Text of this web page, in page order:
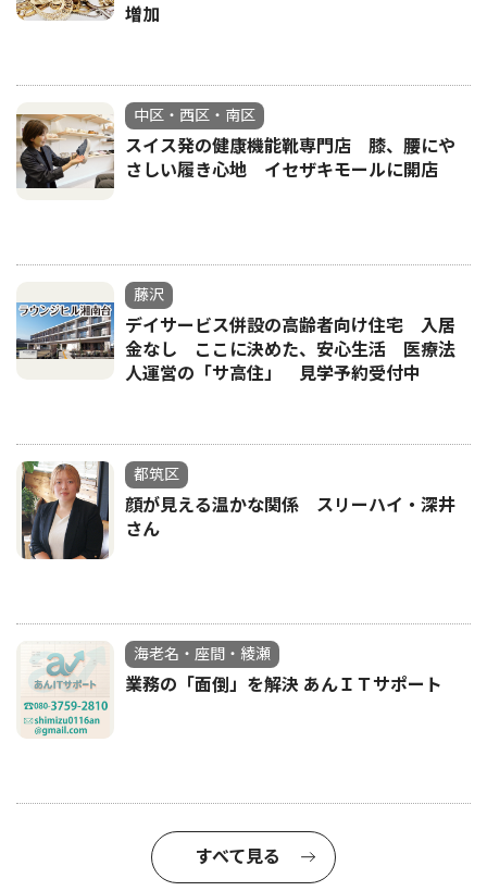
増加
中区・西区・南区
スイス発の健康機能靴専門店 膝、腰にや
さしい履き心地 イセザキモールに開店
藤沢
デイサービス併設の高齢者向け住宅 入居
金なし ここに決めた、安心生活 医療法
人運営の「サ高住」 見学予約受付中
都筑区
顔が見える温かな関係 スリーハイ・深井
さん
海老名・座間・綾瀬
業務の「面倒」を解決 あんＩＴサポート
すべて見る